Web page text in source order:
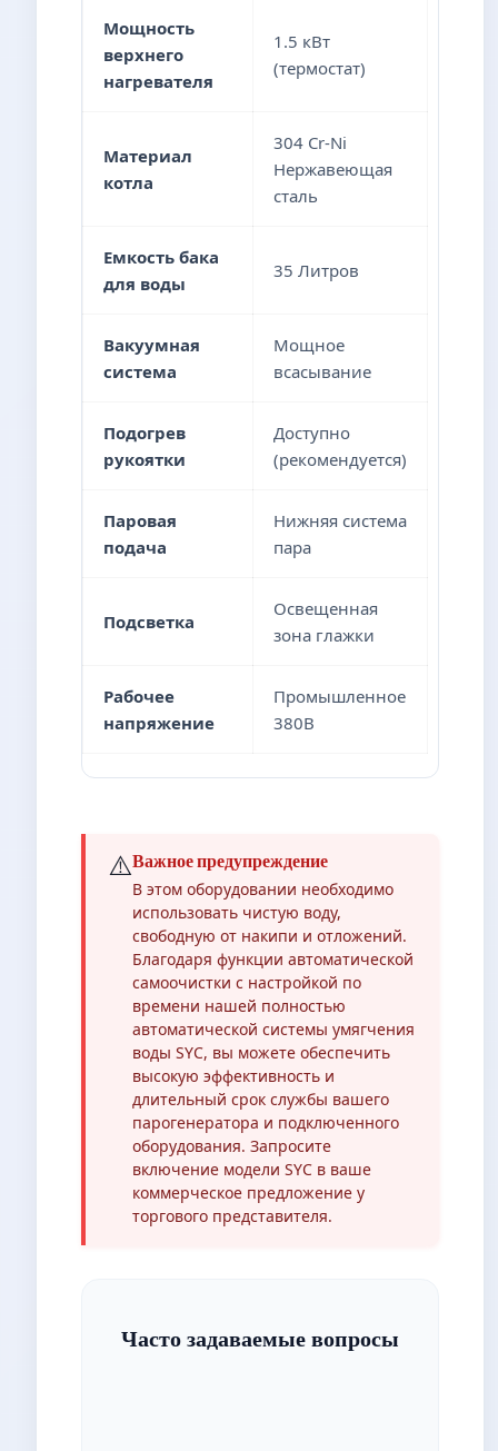
Мощность
верхнего
нагревателя
1.5 кВт
(термостат)
Материал
котла
304 Cr-Ni
Нержавеющая
сталь
Емкость бака
для воды
35 Литров
Вакуумная
система
Мощное
всасывание
Подогрев
рукоятки
Доступно
(рекомендуется)
Паровая
подача
Нижняя система
пара
Подсветка
Освещенная
зона глажки
Рабочее
напряжение
Промышленное
380В
⚠️Важное предупреждение
В этом оборудовании необходимо
использовать чистую воду,
свободную от накипи и отложений.
Благодаря функции автоматической
самоочистки с настройкой по
времени нашей полностью
автоматической системы умягчения
воды SYC, вы можете обеспечить
высокую эффективность и
длительный срок службы вашего
парогенератора и подключенного
оборудования. Запросите
включение модели SYC в ваше
коммерческое предложение у
торгового представителя.
Часто задаваемые вопросы